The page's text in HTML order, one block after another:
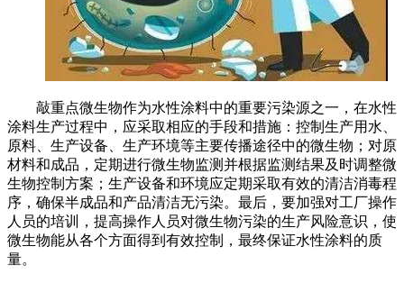
敲重点微生物作为水性涂料中的重要污染源之一，在水性
涂料生产过程中，应采取相应的手段和措施：控制生产用水、
原料、生产设备、生产环境等主要传播途径中的微生物；对原
材料和成品，定期进行微生物监测并根据监测结果及时调整微
生物控制方案；生产设备和环境应定期采取有效的清洁消毒程
序，确保半成品和产品清洁无污染。最后，要加强对工厂操作
人员的培训，提高操作人员对微生物污染的生产风险意识，使
微生物能从各个方面得到有效控制，最终保证水性涂料的质
量。